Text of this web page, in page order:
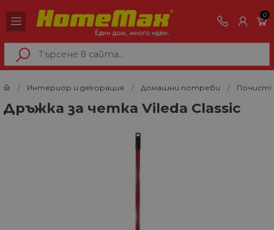
0
Интериор и декорация Домашни потреби
Дръжка за четка Vileda Classic